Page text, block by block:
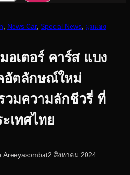
News Car, Special News มุมมอง
อเตอร์ คาร์ส แบง
อัตลักษณ์ใหม่
วมความลักชีวรี่ ที่
เทศไทย
Areeyasombat2 สิงหาคม 2024